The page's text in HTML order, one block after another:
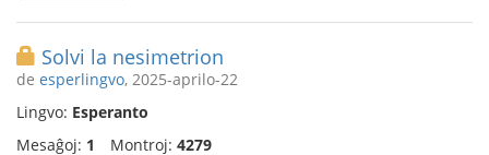
Solvi la nesimetrion
de esperlingvo, 2025-aprilo-22
Lingvo: Esperanto
Mesaĝoj: 1 Montroj: 4279